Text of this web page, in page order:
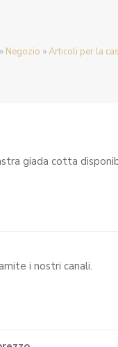
» Negozio »Articoli per la
giada cotta
i nostri canali.